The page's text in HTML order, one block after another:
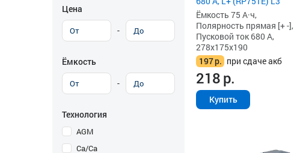
Цена
-
Ёмкость
-
Технология
AGM
Ca/Ca
Ёмкость 75 А·ч,
Полярность прямая [+ -],
Пусковой ток 680 А,
278x175x190
197р. при сдаче акб
218р.
Купить